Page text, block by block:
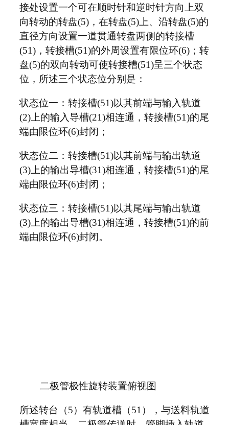
接处设置一个可在顺时针和逆时针方向上双
向转动的转盘(5)，在转盘(5)上、沿转盘(5)的
直径方向设置一道贯通转盘两侧的转接槽
(51)，转接槽(51)的外周设置有限位环(6)；转
盘(5)的双向转动可使转接槽(51)呈三个状态
位，所述三个状态位分别是：
状态位一：转接槽(51)以其前端与输入轨道
(2)上的输入导槽(21)相连通，转接槽(51)的尾
端由限位环(6)封闭；
状态位二：转接槽(51)以其前端与输出轨道
(3)上的输出导槽(31)相连通，转接槽(51)的尾
端由限位环(6)封闭；
状态位三：转接槽(51)以其尾端与输出轨道
(3)上的输出导槽(31)相连通，转接槽(51)的前
端由限位环(6)封闭。
二极管极性旋转装置俯视图
所述转台（5）有轨道槽（51），与送料轨道